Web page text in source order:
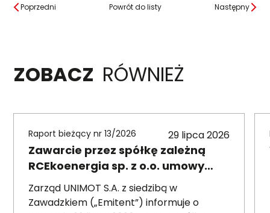
Poprzedni Powrót do listy Następny
ZOBACZ RÓWNIEŻ
Raport bieżący nr 13/2026 29 lipca 2026
Zawarcie przez spółkę zależną
RCEkoenergia sp. z o.o. umowy
wieloletniej na sprzedaż ciepła do
miasta Czechowice-Dziedzice
Zarząd UNIMOT S.A. z siedzibą w
Zawadzkiem („Emitent”) informuje o